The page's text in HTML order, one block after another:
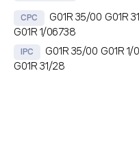
CPC G01R 35/00 G01R
G01R 1/06738
IPC G01R 35/00 G01R 1/
G01R 31/28